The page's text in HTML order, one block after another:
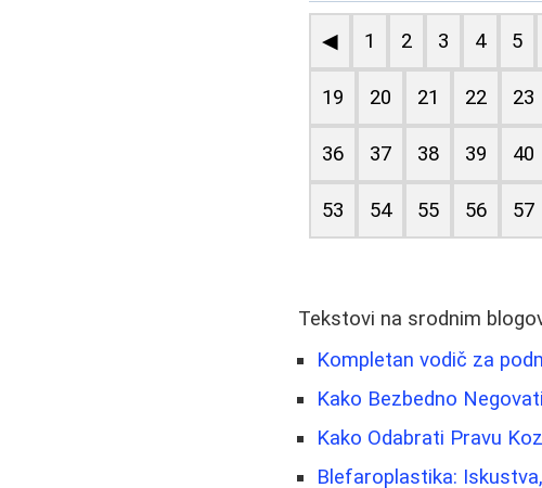
◀ 1 2 3 4 5
19 20 21 22 23
36 37 38 39 40
53 54 55 56 57
Tekstovi na srodnim
Kompletan vodič za
Kako Bezbedno
Kako Odabrati Pravu
Blefaroplastika: